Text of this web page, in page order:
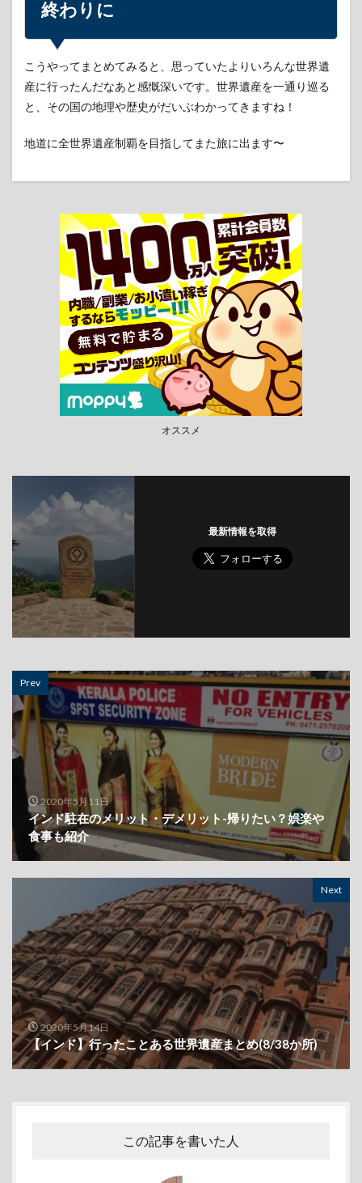
終わりに
こうやってまとめてみると、思っていたよりいろんな世界遺
産に行ったんだなあと感慨深いです。世界遺産を一通り巡る
と、その国の地理や歴史がだいぶわかってきますね！
地道に全世界遺産制覇を目指してまた旅に出ます〜
オススメ
最新情報を取得
Prev
2020年5月11日
インド駐在のメリット・デメリット-帰りたい？娯楽や
食事も紹介
Next
2020年5月14日
【インド】行ったことある世界遺産まとめ(8/38か所)
この記事を書いた人